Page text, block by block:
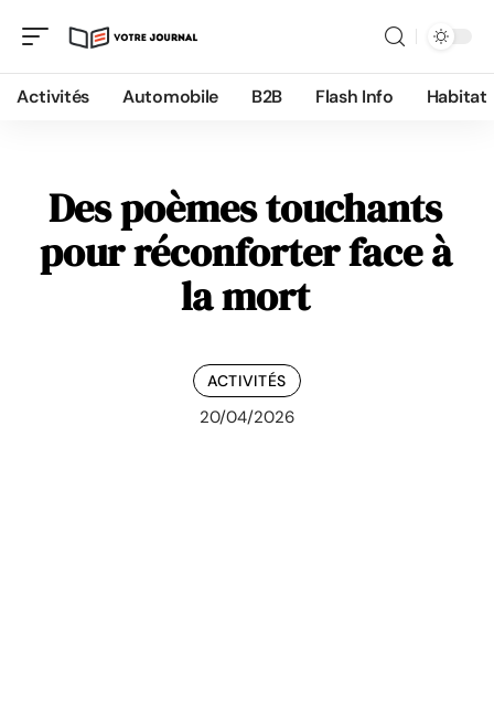
Activités Automobile B2B Flash Info Habitat
Des poèmes touchants
pour réconforter face à
la mort
ACTIVITÉS
20/04/2026